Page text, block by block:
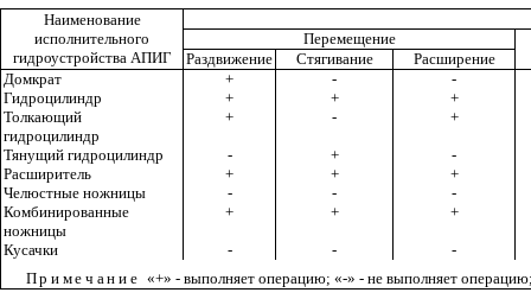
Наименование
исполнительного
гидроустройства АПИГ
Перемещение
Раздвижение
Стягивание
Расширение
Домкрат
+ -
-
Гидроцилиндр
+ +
+
Толкающий
гидроцилиндр
+ - +
Тянущий гидроцилиндр - +
-
Расширитель
+ +
+
Челюстные ножницы
- -
-
Комбинированные
ножницы
+ + +
Кусачки - -
-
Примечание«+» - выполняет операцию; «-» - не выполняет